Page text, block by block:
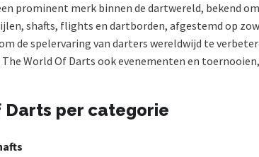
prominent merk binnen de dartwereld, bekend
shafts, flights en dartborden, afgestemd op
de spelervaring van darters wereldwijd te
World Of Darts ook evenementen en
Darts per categorie